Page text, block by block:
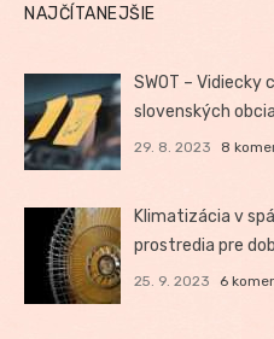
NAJČÍTANEJŠIE
SWOT –
slovenských
29. 8. 2023 8
Klimatizácia v
prostredia pre
25. 9. 2023 6